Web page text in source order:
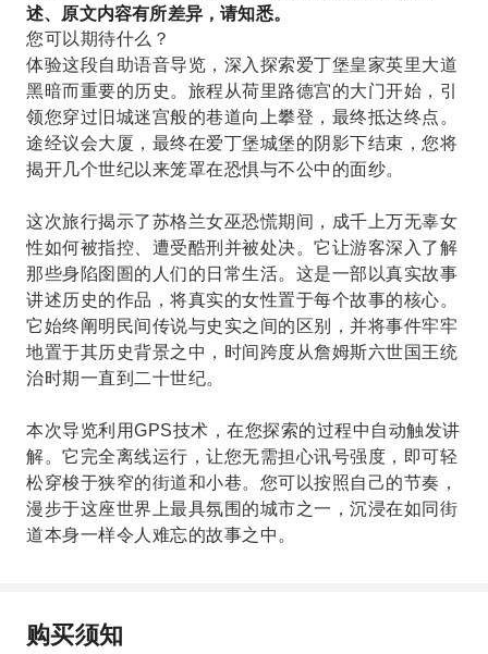
述、原文内容有所差异，请知悉。
您可以期待什么？
体验这段自助语音导览，深入探索爱丁堡皇家英里大道
黑暗而重要的历史。旅程从荷里路德宫的大门开始，引
领您穿过旧城迷宫般的巷道向上攀登，最终抵达终点。
途经议会大厦，最终在爱丁堡城堡的阴影下结束，您将
揭开几个世纪以来笼罩在恐惧与不公中的面纱。
这次旅行揭示了苏格兰女巫恐慌期间，成千上万无辜女
性如何被指控、遭受酷刑并被处决。它让游客深入了解
那些身陷囹圄的人们的日常生活。这是一部以真实故事
讲述历史的作品，将真实的女性置于每个故事的核心。
它始终阐明民间传说与史实之间的区别，并将事件牢牢
地置于其历史背景之中，时间跨度从詹姆斯六世国王统
治时期一直到二十世纪。
本次导览利用GPS技术，在您探索的过程中自动触发讲
解。它完全离线运行，让您无需担心讯号强度，即可轻
松穿梭于狭窄的街道和小巷。您可以按照自己的节奏，
漫步于这座世界上最具氛围的城市之一，沉浸在如同街
道本身一样令人难忘的故事之中。
购买须知